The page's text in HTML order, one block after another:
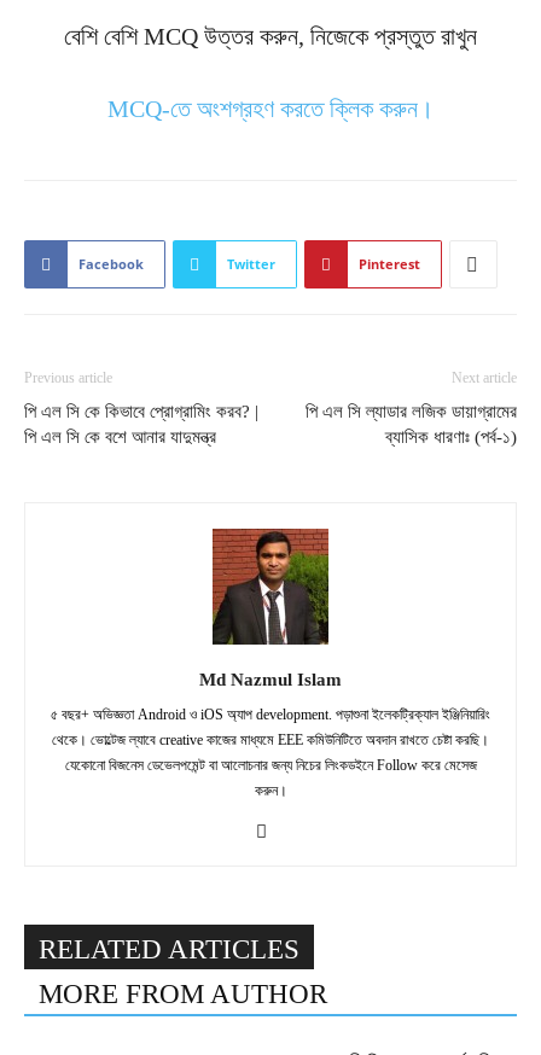
বেশি বেশি MCQ উত্তর করুন, নিজেকে প্রস্তুত রাখুন
MCQ-তে অংশগ্রহণ করতে ক্লিক করুন।
Facebook Twitter Pinterest
Previous article
পি এল সি কে কিভাবে প্রোগ্রামিং করব? |
পি এল সি কে বশে আনার যাদুমন্ত্র
Next article
পি এল সি ল্যাডার লজিক ডায়াগ্রামের
ব্যাসিক ধারণাঃ (পর্ব-১)
Md Nazmul Islam
৫ বছর+ অভিজ্ঞতা Android ও iOS অ্যাপ development. পড়াশুনা ইলেকট্রিক্যাল ইঞ্জিনিয়ারিং
থেকে। ভোল্টেজ ল্যাবে creative কাজের মাধ্যমে EEE কমিউনিটিতে অবদান রাখতে চেষ্টা করছি।
যেকোনো বিজনেস ডেভেলপমেন্ট বা আলোচনার জন্য নিচের লিংকডইনে Follow করে মেসেজ
করুন।
RELATED ARTICLES
MORE FROM AUTHOR